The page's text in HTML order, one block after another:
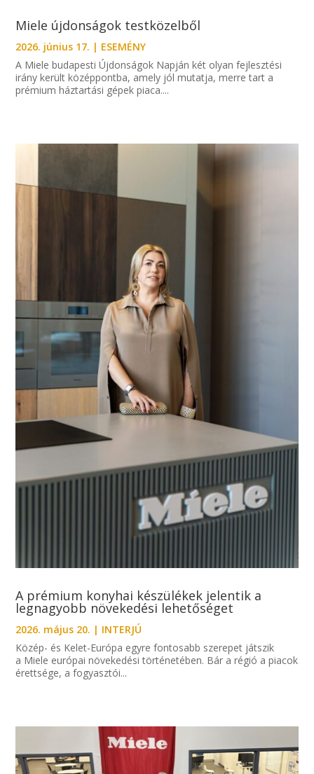
Miele újdonságok testközelből
2026. június 17. | ESEMÉNY
A Miele budapesti Újdonságok Napján két olyan fejlesztési
irány került középpontba, amely jól mutatja, merre tart a
prémium háztartási gépek piaca....
A prémium konyhai készülékek jelentik a
legnagyobb növekedési lehetőséget
2026. május 20. | INTERJÚ
Közép- és Kelet-Európa egyre fontosabb szerepet játszik
a Miele európai növekedési történetében. Bár a régió a piacok
érettsége, a fogyasztói...